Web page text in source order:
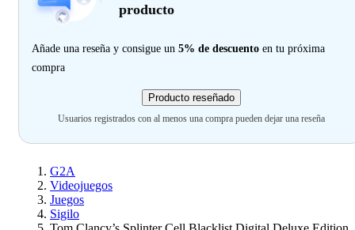
producto
Añade una reseña y consigue un 5% de descuento en tu próxima
compra
Producto reseñado
Usuarios registrados con al menos una compra pueden dejar una reseña
G2A
Videojuegos
Juegos
Sigilo